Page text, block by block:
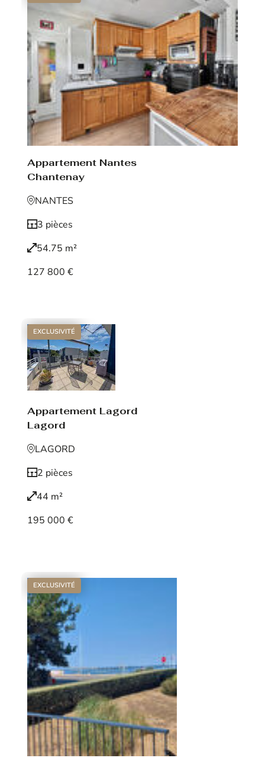
Appartement Nantes
Chantenay
NANTES
3 pièces
54.75 m²
127 800 €
EXCLUSIVITÉ
Appartement Lagord
Lagord
LAGORD
2 pièces
44 m²
195 000 €
EXCLUSIVITÉ